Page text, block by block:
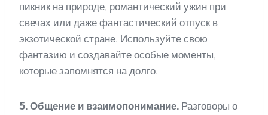
пикник на природе, романтический ужин при
свечах или даже фантастический отпуск в
экзотической стране. Используйте свою
фантазию и создавайте особые моменты,
которые запомнятся на долго.
5. Общение и взаимопонимание. Разговоры о